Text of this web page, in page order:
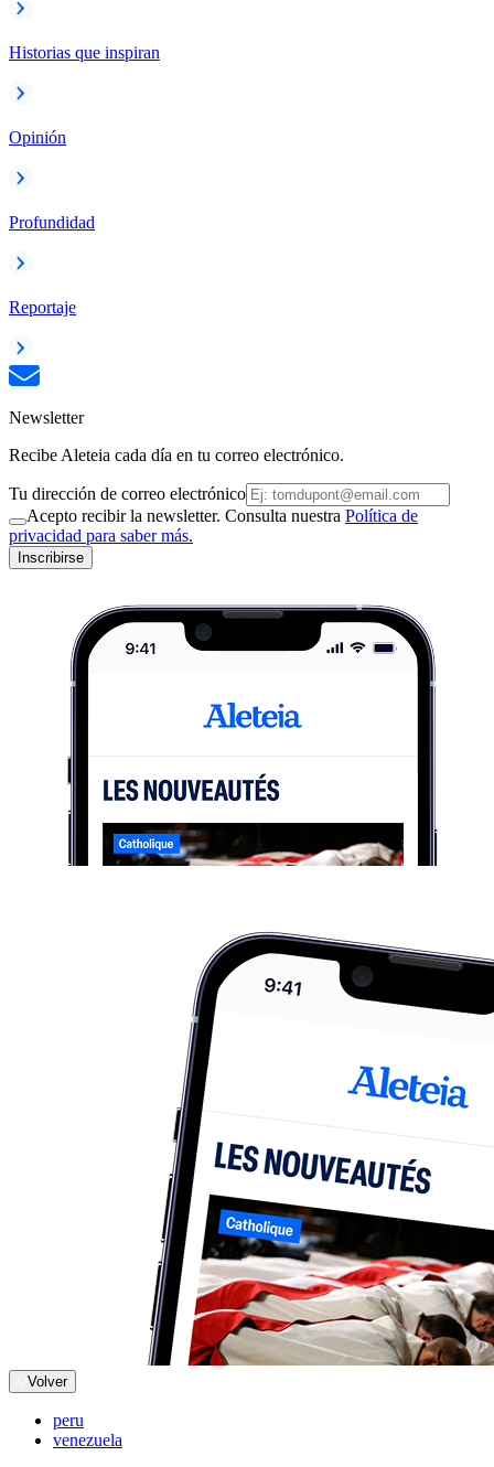
Historias que inspiran
Opinión
Profundidad
Reportaje
Newsletter
Recibe Aleteia cada día en tu correo electrónico.
Tu dirección de correo electrónico
Acepto recibir la newsletter. Consulta nuestra Política de
privacidad para saber más.
Inscribirse
Volver
peru
venezuela